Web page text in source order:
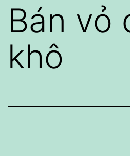
Bán vỏ
khô